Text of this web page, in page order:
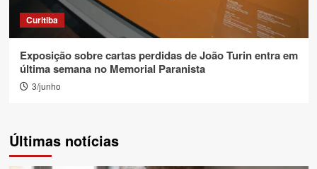
Curitiba
Exposição sobre cartas perdidas de João Turin entra em
última semana no Memorial Paranista
3/junho
Últimas notícias